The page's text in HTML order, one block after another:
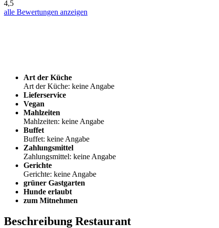
4,5
alle Bewertungen anzeigen
Art der Küche
Art der Küche: keine Angabe
Lieferservice
Vegan
Mahlzeiten
Mahlzeiten: keine Angabe
Buffet
Buffet: keine Angabe
Zahlungsmittel
Zahlungsmittel: keine Angabe
Gerichte
Gerichte: keine Angabe
grüner Gastgarten
Hunde erlaubt
zum Mitnehmen
Beschreibung Restaurant